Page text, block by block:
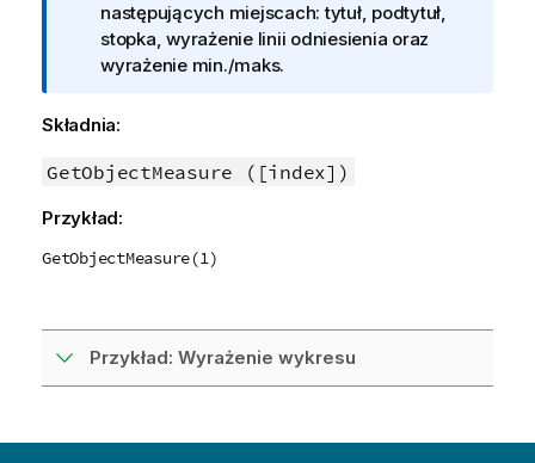
n
f
o
m
c
a
następujących miejscach: tytuł, podtytuł,
stopka, wyrażenie linii odniesienia oraz
wyrażenie min./maks.
Składnia:
GetObjectMeasure ([index])
Przykład:
GetObjectMeasure(1)
Przykład: Wyrażenie wykresu